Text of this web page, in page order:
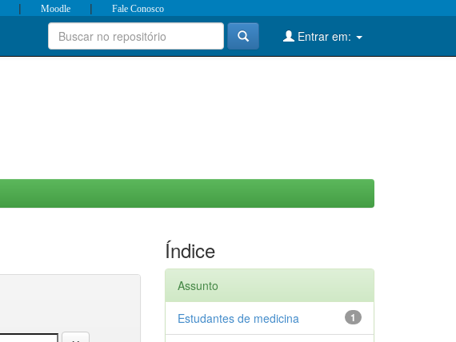
| Moodle | Fale Conosco
Entrar em:
Índice
Assunto
1
Estudantes de medicina